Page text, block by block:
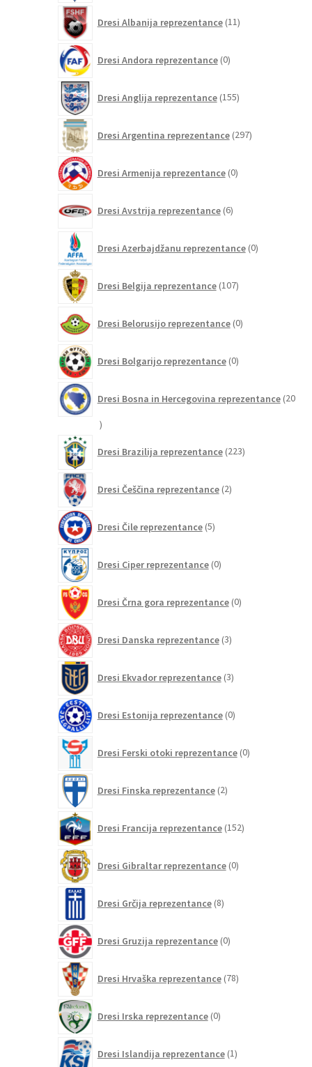
Dresi Albanija reprezentance 11izdelkov
Dresi Andora reprezentance 0izdelkov
Dresi Anglija reprezentance 155izdelkov
Dresi Argentina reprezentance 297izdelkov
Dresi Armenija reprezentance 0izdelkov
Dresi Avstrija reprezentance 6izdelkov
Dresi Azerbajdžanu reprezentance 0izdelkov
Dresi Belgija reprezentance 107izdelkov
Dresi Belorusijo reprezentance 0izdelkov
Dresi Bolgarijo reprezentance 0izdelkov
Dresi Bosna in Hercegovina reprezentance 20
20
Dresi Brazilija reprezentance 223izdelkov
Dresi Češčina reprezentance 2izdelka
Dresi Čile reprezentance 5izdelkov
Dresi Ciper reprezentance 0izdelkov
Dresi Črna gora reprezentance 0izdelkov
Dresi Danska reprezentance 3izdelki
Dresi Ekvador reprezentance 3izdelki
Dresi Estonija reprezentance 0izdelkov
Dresi Ferski otoki reprezentance 0izdelkov
Dresi Finska reprezentance 2izdelka
Dresi Francija reprezentance 152izdelkov
Dresi Gibraltar reprezentance 0izdelkov
Dresi Grčija reprezentance 8izdelkov
Dresi Gruzija reprezentance 0izdelkov
Dresi Hrvaška reprezentance 78izdelkov
Dresi Irska reprezentance 0izdelkov
Dresi Islandija reprezentance 1izdelek